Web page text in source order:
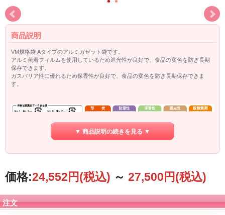
商品説明
VM規格袋 Aタイプのアルミガゼット袋です。
アルミ蒸着フィルムを使用しているため遮光性が良好で、食品の変色を防ぎ長期
保存できます。
ガスバリア性に優れるため保香性が良好で、食品の変色を防ぎ長期保存できま
す。
▼ 商品説明の続きを見る ▼
価格:24,552円(税込) ～ 27,500円(税込)
注文